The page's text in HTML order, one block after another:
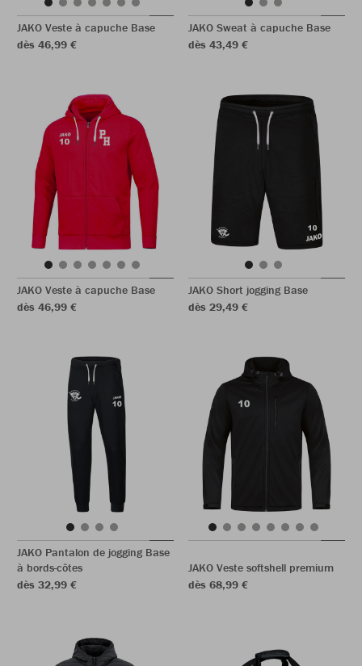
JAKO Veste à capuche Base
dès 46,99 €
JAKO Sweat à capuche Base
dès 43,49 €
JAKO Veste à capuche Base
dès 46,99 €
JAKO Short jogging Base
dès 29,49 €
JAKO Pantalon de jogging Base
à bords-côtes
dès 32,99 €
JAKO Veste softshell premium
dès 68,99 €